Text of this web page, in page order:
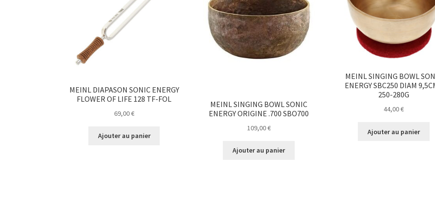
MEINL DIAPASON SONIC ENERGY
FLOWER OF LIFE 128 TF-FOL
69,00€
Ajouter au panier
MEINL SINGING BOWL SONIC
ENERGY ORIGINE .700 SBO700
109,00€
Ajouter au panier
MEINL SINGING BOWL
ENERGY SBC250 DIAM
250-280G
44,00€
Ajouter au panier